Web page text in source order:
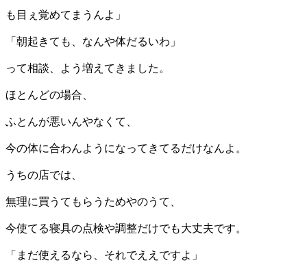
も目ぇ覚めてまうんよ」
「朝起きても、なんや体だるいわ」
って相談、よう増えてきました。
ほとんどの場合、
ふとんが悪いんやなくて、
今の体に合わんようになってきてるだけなんよ。
うちの店では、
無理に買うてもらうためやのうて、
今使てる寝具の点検や調整だけでも大丈夫です。
「まだ使えるなら、それでええですよ」